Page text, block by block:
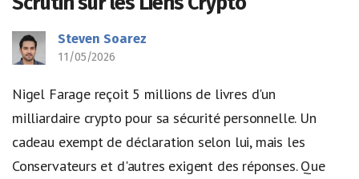
Steven Soarez
11/05/2026
Nigel Farage reçoit 5 millions de livres d'un
milliardaire crypto pour sa sécurité personnelle. Un
cadeau exempt de déclaration selon lui, mais les
Conservateurs et d'autres exigent des réponses. Que